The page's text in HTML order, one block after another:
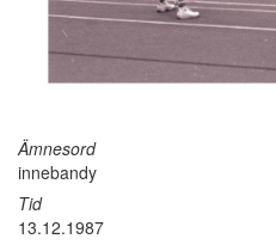
Ämnesord
innebandy
Tid
13.12.1987